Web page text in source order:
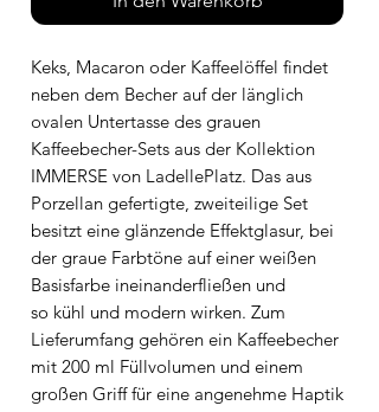
Keks, Macaron oder Kaffeelöffel findet
neben dem Becher auf der länglich
ovalen Untertasse des grauen
Kaffeebecher-Sets aus der Kollektion
IMMERSE von LadellePlatz. Das aus
Porzellan gefertigte, zweiteilige Set
besitzt eine glänzende Effektglasur, bei
der graue Farbtöne auf einer weißen
Basisfarbe ineinanderfließen und
so kühl und modern wirken. Zum
Lieferumfang gehören ein Kaffeebecher
mit 200 ml Füllvolumen und einem
großen Griff für eine angenehme Haptik